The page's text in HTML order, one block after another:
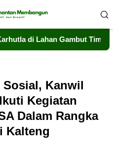
Gambut Timpah
Kanwil
Kegiatan
Dalam Rangka
Kalteng